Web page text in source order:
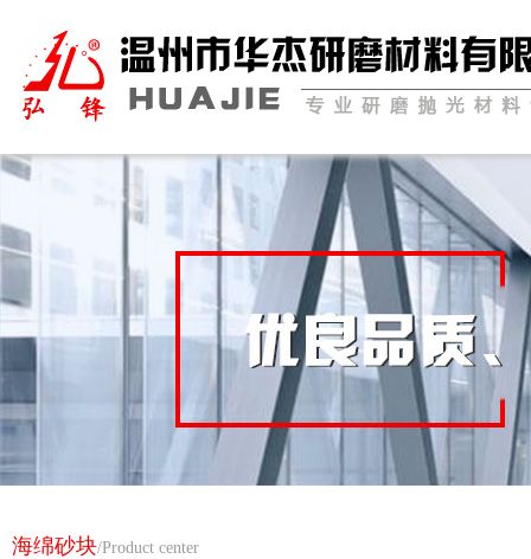
海绵砂块/Product center